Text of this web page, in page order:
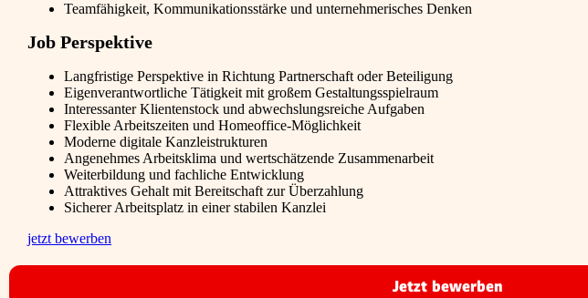
Teamfähigkeit, Kommunikationsstärke und unternehmerisches Denken
Job Perspektive
Langfristige Perspektive in Richtung Partnerschaft oder Beteiligung
Eigenverantwortliche Tätigkeit mit großem Gestaltungsspielraum
Interessanter Klientenstock und abwechslungsreiche Aufgaben
Flexible Arbeitszeiten und Homeoffice-Möglichkeit
Moderne digitale Kanzleistrukturen
Angenehmes Arbeitsklima und wertschätzende Zusammenarbeit
Weiterbildung und fachliche Entwicklung
Attraktives Gehalt mit Bereitschaft zur Überzahlung
Sicherer Arbeitsplatz in einer stabilen Kanzlei
jetzt bewerben
Jetzt bewerben